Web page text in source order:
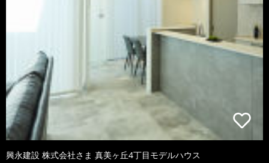
興永建設 株式会社さま 真美ヶ丘4丁目モデルハウス